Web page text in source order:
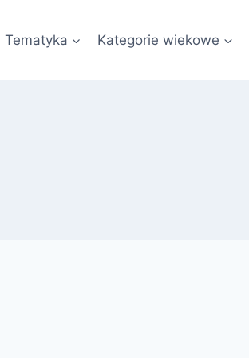
Tematyka Kategorie wiekowe